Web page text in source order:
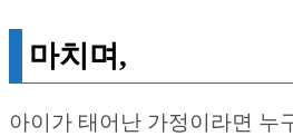
마치며,
아이가 태어난 가정이라면 누